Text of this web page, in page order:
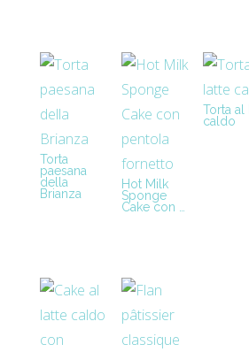
Torta
paesana
della
Brianza
Hot Milk
Sponge
Cake con …
Torta al
caldo